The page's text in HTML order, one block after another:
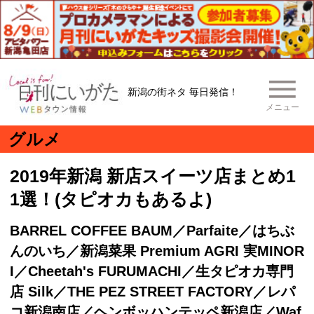
新潟の街ネタ 毎日発信！
メニュー
グルメ
2019年新潟 新店スイーツ店まとめ1
1選！(タピオカもあるよ)
BARREL COFFEE BAUM／Parfaite／はちぶ
んのいち／新潟菜果 Premium AGRI 実MINOR
I／Cheetah's FURUMACHI／生タピオカ専門
店 Silk／THE PEZ STREET FACTORY／レパ